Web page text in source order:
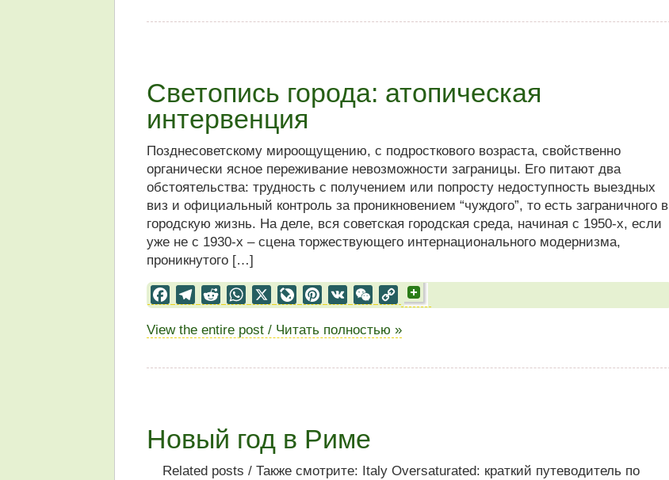
Светопись города: атопическая
интервенция
Позднесоветскому мироощущению, с подросткового возраста, свойственно
органически ясное переживание невозможности заграницы. Его питают два
обстоятельства: трудность с получением или попросту недоступность выездных
виз и официальный контроль за проникновением “чуждого”, то есть заграничного в
городскую жизнь. На деле, вся советская городская среда, начиная с 1950-х, если
уже не с 1930-х – сцена торжествующего интернационального модернизма,
проникнутого […]
FacebookTelegramRedditWhatsApp LiveJournal
Pinterest
VK WeChat
Copy
View the entire post / Читать полностью »
Новый год в Риме
Related posts / Также смотрите: Italy Oversaturated: краткий путеводитель по